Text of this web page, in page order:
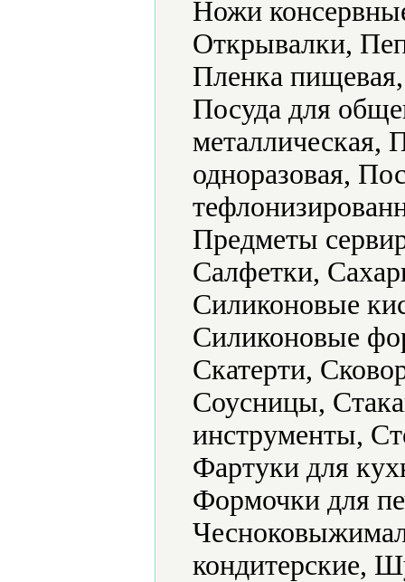
Ножи
Открывалки,
Пленка
Посуда для
металлическая,
одноразовая,
Предметы
Салфетки,
Силиконовые
Силиконовые
Скатерти,
Соусницы,
инструменты,
Фартуки для
Формочки для
кондитерские,